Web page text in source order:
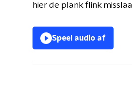
hier de plank flink
Speel audio af